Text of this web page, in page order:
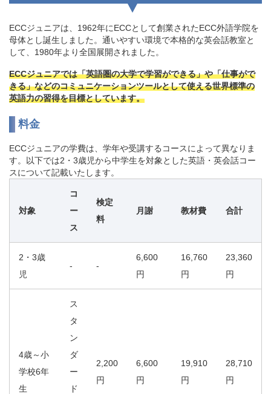
ECCジュニアは、1962年にECCとして創業されたECC外語学院を
母体とし誕生しました。通いやすい環境で本格的な英会話教室と
して、1980年より全国展開されました。
ECCジュニアでは「英語圏の大学で学習ができる」や「仕事がで
きる」などのコミュニケーションツールとして使える世界標準の
英語力の習得を目標としています。
料金
ECCジュニアの学費は、学年や受講するコースによって異なりま
す。以下では2・3歳児から中学生を対象とした英語・英会話コー
スについて記載いたします。
対象
コ
ー
ス
検定
料
月謝 教材費 合計
2・3歳
児
- -
6,600
円
16,760
円
23,360
円
4歳～小
学校6年
生
ス
タ
ン
ダ
ー
ド
2,200
円
6,600
円
19,910
円
28,710
円